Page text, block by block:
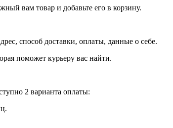
вам товар и добавьте его в корзину.
способ доставки, оплаты, данные о себе.
поможет курьеру вас найти.
2 варианта оплаты: